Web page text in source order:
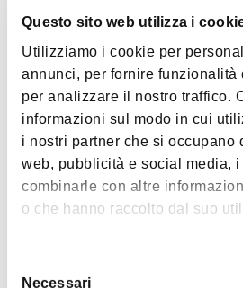
Questo sito web utilizza i
Utilizziamo i cookie per
annunci, per fornire funzionalità
per analizzare il nostro traffico.
informazioni sul modo in cui
i nostri partner che si occupano
web, pubblicità e social media,
combinarle con altre
o che hanno raccolto dal suo
Necessari
godere di unaffaccio mozzafiato
dimentichiamo la quadreria
lo splendidoMuseo.
Contenuti inediti, scorci inattesi,
serata ricchissima davvero
Intero: € 25
Leaflet ©
1
Piazza Galvani